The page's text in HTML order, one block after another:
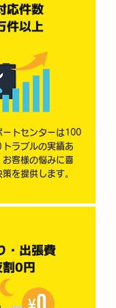
応件数
件以上
ートセンターは100
ラブルの実績あ
お客様の悩みに喜
を提供します。
・出張費
0円